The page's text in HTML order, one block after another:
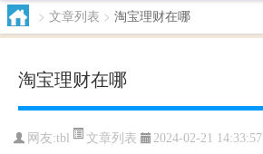
> 文章列表 > 淘宝理财在哪
淘宝理财在哪
网友:tbl 文章列表 2024-02-21 14:33:57